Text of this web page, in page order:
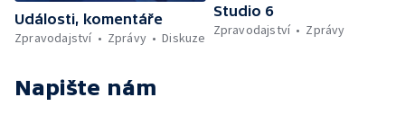
Události, komentáře
Zpravodajství
Zprávy Diskuze
Studio 6
Zpravodajství
Zprávy
Napište nám